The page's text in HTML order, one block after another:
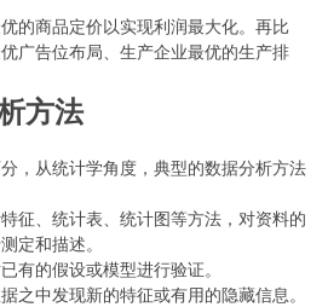
的商品定价以实现利润最大化。再比
广告位布局、生产企业最优的生产排
方法
，从统计学角度，典型的数据分析方法
征、统计表、统计图等方法，对资料的
定和描述。
有的假设或模型进行验证。
之中发现新的特征或有用的隐藏信息。